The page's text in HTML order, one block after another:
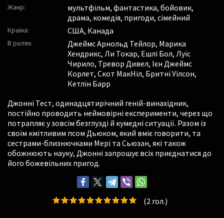
Жанр:
мультфільм, фантастика, бойовик,
драма, комедія, пригоди, сімейний
Країна: США, Канада
В ролях: Джеймс Арнольд Тейлор, Марика
Хендрикс, Ли Токар, Ешлі Бол, Луїс
Чирило, Тревор Дивел, Ієн Джеймс
Корлет, Скот МакНіл, Бритні Уілсон,
Кетлін Барр
Джонні Тест, одинадцятирічний геній-винахідник,
постійно проводить неймовірні експерименти, через що
потрапляє у зовсім безглузді й кумедні ситуації. Разом із
своїм кмітливим псом Дьюком, який вміє говорити, та
сестрами-близнючками Мері та Сьюзан, які також
обожнюють науку, Джонні запрошує всіх приєднатися до
його божевільних пригод.
(2гол.)